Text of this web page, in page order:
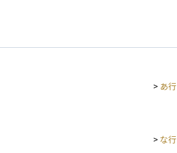
> あ行
> な行